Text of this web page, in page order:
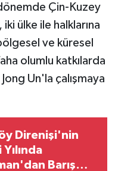
Çin-Kuzey
ülke ile halklarına
ve küresel
olumlu katkılarda
Un'la çalışmaya
Direnişi'nin
Barış